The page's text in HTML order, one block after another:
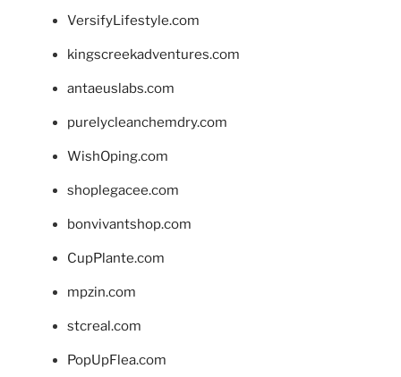
VersifyLifestyle.com
kingscreekadventures.com
antaeuslabs.com
purelycleanchemdry.com
WishOping.com
shoplegacee.com
bonvivantshop.com
CupPlante.com
mpzin.com
stcreal.com
PopUpFlea.com